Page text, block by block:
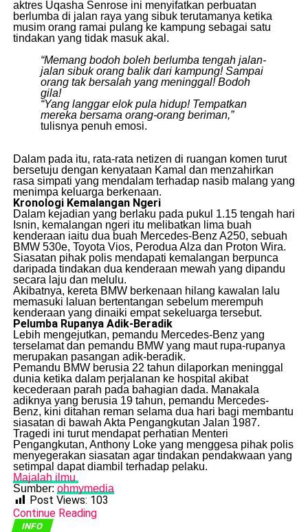
aktres Uqasha Senrose ini menyifatkan perbuatan
berlumba di jalan raya yang sibuk terutamanya ketika
musim orang ramai pulang ke kampung sebagai satu
tindakan yang tidak masuk akal.
“Memang bodoh boleh berlumba tengah jalan-
jalan sibuk orang balik dari kampung! Sampai
orang tak bersalah yang meninggal! Bodoh
gila!
“Yang langgar elok pula hidup! Tempatkan
mereka bersama orang-orang beriman,”
tulisnya penuh emosi.
​Dalam pada itu, rata-rata netizen di ruangan komen turut
bersetuju dengan kenyataan Kamal dan menzahirkan
rasa simpati yang mendalam terhadap nasib malang yang
menimpa keluarga berkenaan.
Kronologi Kemalangan Ngeri
​Dalam kejadian yang berlaku pada pukul 1.15 tengah hari
Isnin, kemalangan ngeri itu melibatkan lima buah
kenderaan iaitu dua buah Mercedes-Benz A250, sebuah
BMW 530e, Toyota Vios, Perodua Alza dan Proton Wira.
​Siasatan pihak polis mendapati kemalangan berpunca
daripada tindakan dua kenderaan mewah yang dipandu
secara laju dan melulu.
​Akibatnya, kereta BMW berkenaan hilang kawalan lalu
memasuki laluan bertentangan sebelum merempuh
kenderaan yang dinaiki empat sekeluarga tersebut.
Pelumba Rupanya Adik-Beradik
​Lebih mengejutkan, pemandu Mercedes-Benz yang
terselamat dan pemandu BMW yang maut rupa-rupanya
merupakan pasangan adik-beradik.
​Pemandu BMW berusia 22 tahun dilaporkan meninggal
dunia ketika dalam perjalanan ke hospital akibat
kecederaan parah pada bahagian dada. Manakala
adiknya yang berusia 19 tahun, pemandu Mercedes-
Benz, kini ditahan reman selama dua hari bagi membantu
siasatan di bawah Akta Pengangkutan Jalan 1987.
​Tragedi ini turut mendapat perhatian Menteri
Pengangkutan, Anthony Loke yang menggesa pihak polis
menyegerakan siasatan agar tindakan pendakwaan yang
setimpal dapat diambil terhadap pelaku.
Majalah ilmu
Sumber: ohmymedia
Post Views: 103
Continue Reading
INFO